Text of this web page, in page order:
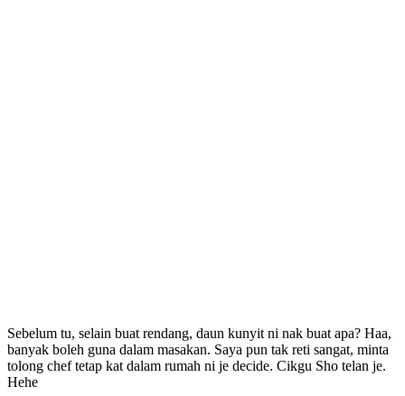
Sebelum tu, selain buat rendang, daun kunyit ni nak buat apa? Haa,
banyak boleh guna dalam masakan. Saya pun tak reti sangat, minta
tolong chef tetap kat dalam rumah ni je decide. Cikgu Sho telan je.
Hehe